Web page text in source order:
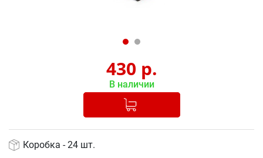
430 р.
В наличии
Добавлено в корзину
Коробка - 24 шт.